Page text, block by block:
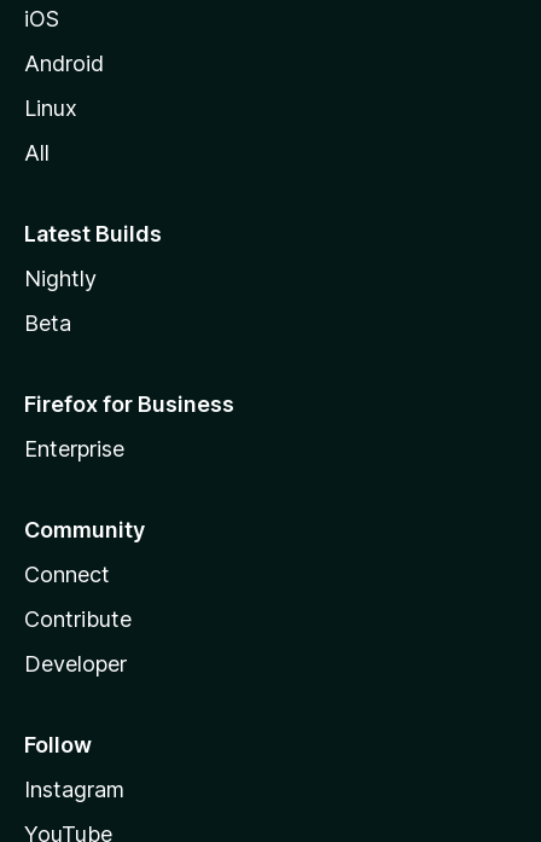
iOS
Android
Linux
All
Latest Builds
Nightly
Beta
Firefox for Business
Enterprise
Community
Connect
Contribute
Developer
Follow
Instagram
YouTube